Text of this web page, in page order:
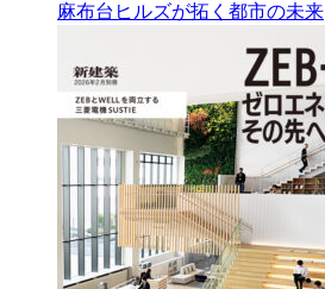
麻布台ヒルズが拓く都市の未来